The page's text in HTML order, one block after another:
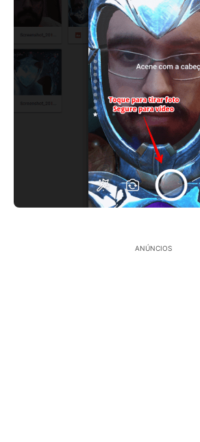
ANÚNCIOS